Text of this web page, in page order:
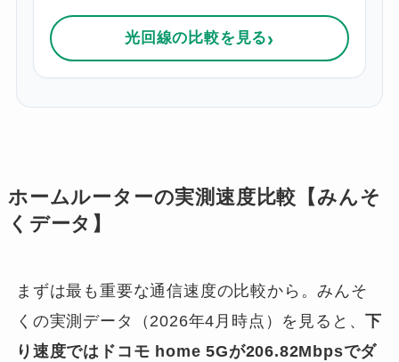
光回線の比較を見る
ホームルーターの実測速度比較【みんそ
くデータ】
まずは最も重要な通信速度の比較から。みんそ
くの実測データ（2026年4月時点）を見ると、下
り速度ではドコモ home 5Gが206.82Mbpsでダ